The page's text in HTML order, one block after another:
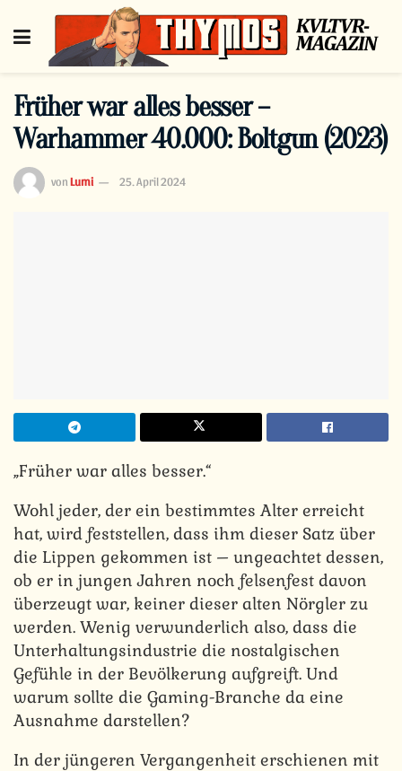
Früher war alles besser –
Warhammer 40.000: Boltgun (2023)
von Lumi 25. April 2024
„Früher war alles besser.“
Wohl jeder, der ein bestimmtes Alter erreicht
hat, wird feststellen, dass ihm dieser Satz über
die Lippen gekommen ist – ungeachtet dessen,
ob er in jungen Jahren noch felsenfest davon
überzeugt war, keiner dieser alten Nörgler zu
werden. Wenig verwunderlich also, dass die
Unterhaltungsindustrie die nostalgischen
Gefühle in der Bevölkerung aufgreift. Und
warum sollte die Gaming-Branche da eine
Ausnahme darstellen?
In der jüngeren Vergangenheit erschienen mit